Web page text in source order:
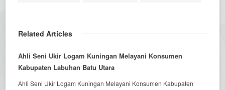
Related Articles
Ahli Seni Ukir Logam Kuningan Melayani Konsumen
Kabupaten Labuhan Batu Utara
Ahli Seni Ukir Logam Kuningan Melayani Konsumen Kabupaten